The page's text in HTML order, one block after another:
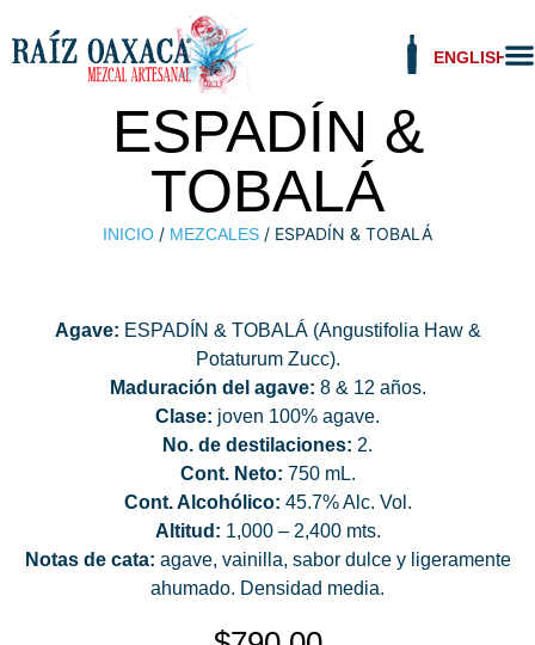
ENGLISH
ESPADÍN &
TOBALÁ
INICIO / MEZCALES / ESPADÍN & TOBALÁ
Agave: ESPADÍN & TOBALÁ (Angustifolia Haw &
Potaturum Zucc).
Maduración del agave: 8 & 12 años.
Clase: joven 100% agave.
No. de destilaciones: 2.
Cont. Neto: 750 mL.
Cont. Alcohólico: 45.7% Alc. Vol.
Altitud: 1,000 – 2,400 mts.
Notas de cata: agave, vainilla, sabor dulce y ligeramente
ahumado. Densidad media.